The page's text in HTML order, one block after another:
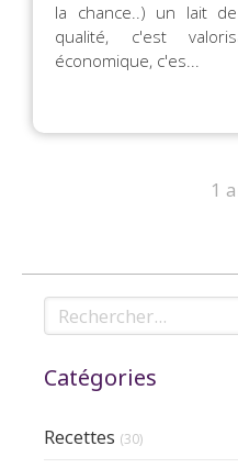
la chance..) un lait
qualité, c'est
économique, c'es...
1
Rechercher
Catégories
Recettes (30)